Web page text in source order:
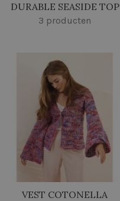
DURABLE SEASIDE TOP
3 producten
VEST COTONELLA